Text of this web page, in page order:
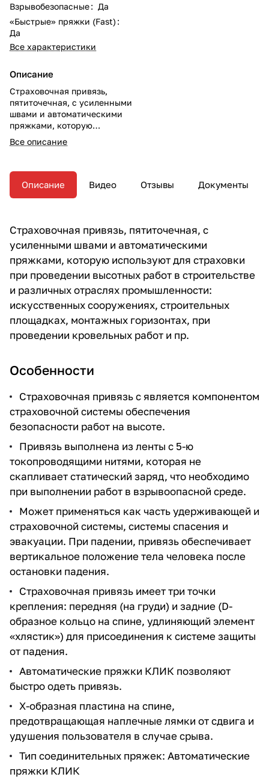
Взрывобезопасные: Да
«Быстрые» пряжки (Fast) :
Да
Все характеристики
Описание
Страховочная привязь,
пятиточечная, с усиленными
швами и автоматическими
пряжками, которую
используют для страховки
при проведении высотных
различных отраслях
промышленности:
искусственных
горизонтах, при проведении
кровельных работ и пр.
Все описание
Описание Видео Отзывы Документы
Страховочная привязь, пятиточечная, с
усиленными швами и автоматическими
пряжками, которую используют для страховки
при проведении высотных работ в строительстве
и различных отраслях промышленности:
искусственных сооружениях, строительных
площадках, монтажных горизонтах, при
проведении кровельных работ и пр.
Особенности
Страховочная привязь с является компонентом
страховочной системы обеспечения
безопасности работ на высоте.
Привязь выполнена из ленты с 5-ю
токопроводящими нитями, которая не
скапливает статический заряд, что необходимо
при выполнении работ в взрывоопасной среде.
Может применяться как часть удерживающей и
страховочной системы, системы спасения и
эвакуации. При падении, привязь обеспечивает
вертикальное положение тела человека после
остановки падения.
Страховочная привязь имеет три точки
крепления: передняя (на груди) и задние (D-
образное кольцо на спине, удлиняющий элемент
«хлястик») для присоединения к системе защиты
от падения.
Автоматические пряжки КЛИК позволяют
быстро одеть привязь.
X-образная пластина на спине,
предотвращающая наплечные лямки от сдвига и
удушения пользователя в случае срыва.
Тип соединительных пряжек: Автоматические
пряжки КЛИК